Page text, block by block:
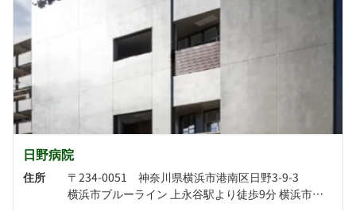
日野病院
住所
〒234-0051 神奈川県横浜市港南区日野3-9-3
横浜市ブルーライン 上永谷駅より徒歩9分 横浜市ブルーライン 港南中央駅より徒歩13分